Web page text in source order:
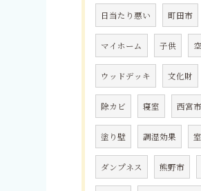
日当たり悪い 町田市
マイホーム 子供
ウッドデッキ 文化財
除カビ 寝室 西宮市
塗り壁 調湿効果
ダンプネス 熊野市